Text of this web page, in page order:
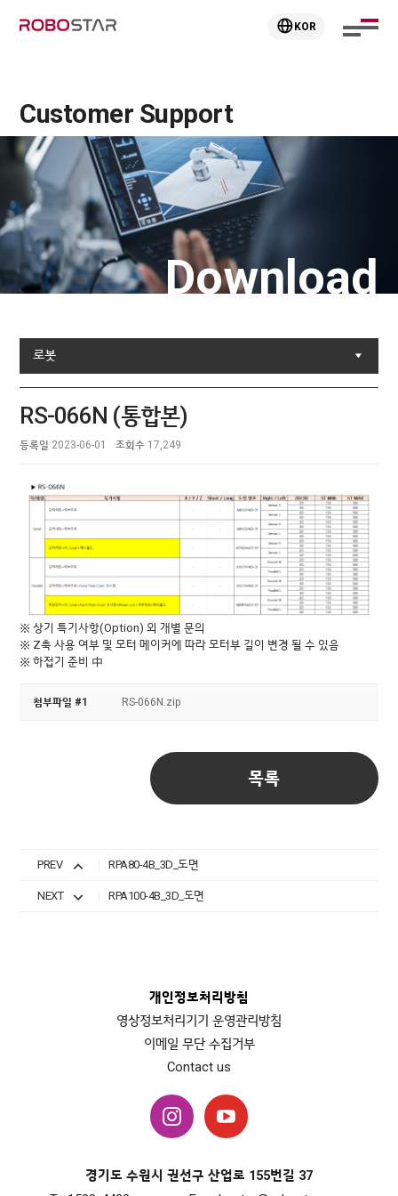
KOR
Customer Support
Download
로봇
RS-066N (통합본)
등록일 2023-06-01 조회수 17,249
※ 상기 특기사항(Option) 외 개별 문의
※ Z축 사용 여부 및 모터 메이커에 따라 모터부 길이 변경 될 수 있음
※ 하접기 준비 中
첨부파일 #1 RS-066N.zip
목록
PREV RPA80-4B_3D_도면
NEXT RPA100-4B_3D_도면
개인정보처리방침
영상정보처리기기 운영관리방침
이메일 무단 수집거부
Contact us
경기도 수원시 권선구 산업로 155번길 37